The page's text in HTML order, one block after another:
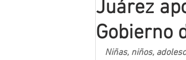
Juárez
Gobierno
Niñas, niños,